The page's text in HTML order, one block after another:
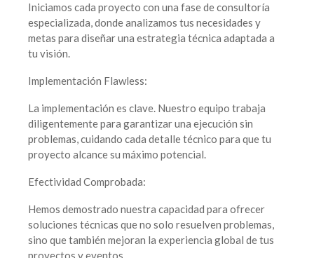
Iniciamos cada proyecto con una fase de consultoría
especializada, donde analizamos tus necesidades y
metas para diseñar una estrategia técnica adaptada a
tu visión.
Implementación Flawless:
La implementación es clave. Nuestro equipo trabaja
diligentemente para garantizar una ejecución sin
problemas, cuidando cada detalle técnico para que tu
proyecto alcance su máximo potencial.
Efectividad Comprobada:
Hemos demostrado nuestra capacidad para ofrecer
soluciones técnicas que no solo resuelven problemas,
sino que también mejoran la experiencia global de tus
proyectos y eventos.